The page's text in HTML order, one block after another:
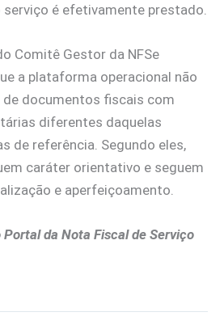
é efetivamente prestado.
Comitê Gestor da NFSe
a plataforma operacional não
documentos fiscais com
diferentes daquelas
de referência. Segundo eles,
caráter orientativo e seguem
e aperfeiçoamento.
da Nota Fiscal de Serviço